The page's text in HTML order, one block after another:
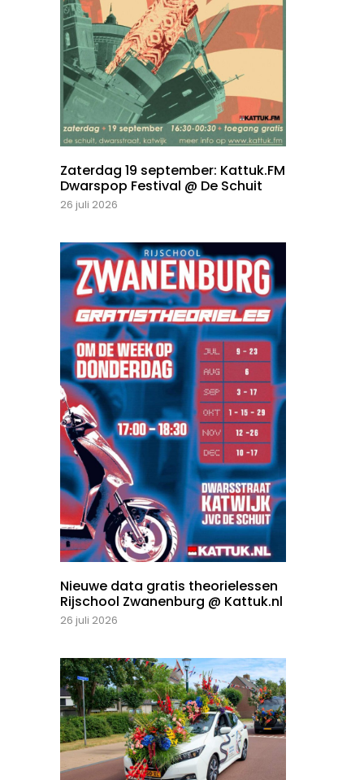
Zaterdag 19 september: Kattuk.FM
Dwarspop Festival @ De Schuit
26 juli 2026
Nieuwe data gratis theorielessen
Rijschool Zwanenburg @ Kattuk.nl
26 juli 2026